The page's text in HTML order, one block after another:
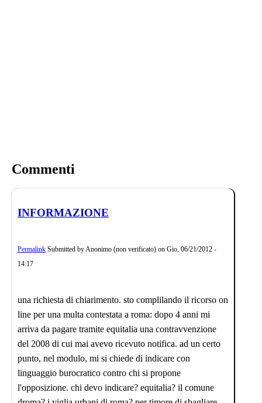
Commenti
INFORMAZIONE
Permalink Submitted byAnonimo (non verificato) on Gio, 06/21/2012 -
14:17
una richiesta di chiarimento. sto complilando il ricorso on
line per una multa contestata a roma: dopo 4 anni mi
arriva da pagare tramite equitalia una contravvenzione
del 2008 di cui mai avevo ricevuto notifica. ad un certo
punto, nel modulo, mi si chiede di indicare con
linguaggio burocratico contro chi si propone
l'opposizione. chi devo indicare? equitalia? il comune